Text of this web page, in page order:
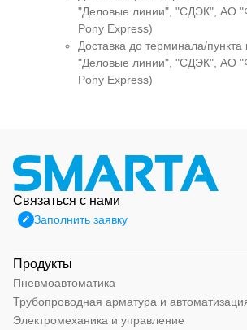
"Деловые линии", "СДЭК", АО
Pony Express)
Доставка до терминала/
"Деловые линии", "СДЭК", АО
Pony Express)
Связаться с нами
Заполнить заявку
Продукты
Пневмоавтоматика
Трубопроводная арматура и
Электромеханика и управление